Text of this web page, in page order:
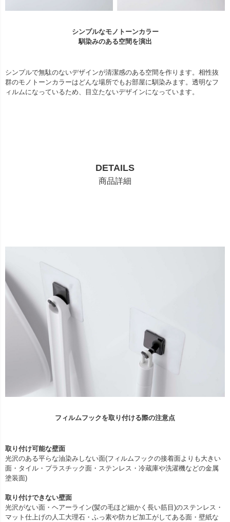
シンプルなモノトーンカラー
馴染みのある空間を演出
シンプルで無駄のないデザインが清潔感のある空間を作ります。相性抜
群のモノトーンカラーはどんな場所でもお部屋に馴染みます。透明なフ
ィルムになっているため、目立たないデザインになっています。
DETAILS
商品詳細
フィルムフックを取り付ける際の注意点
取り付け可能な壁面
光沢のある平らな油染みしない面(フィルムフックの接着面よりも大きい
面・タイル・プラスチック面・ステンレス・冷蔵庫や洗濯機などの金属
塗装面)
取り付けできない壁面
光沢がない面・ヘアーライン(髪の毛ほど細かく長い筋目)のステンレス・
マット仕上げの人工大理石・ふっ素や防カビ加工がしてある面・壁紙な